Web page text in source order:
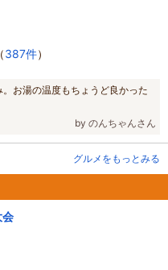
（387件）
お湯の温度もちょうど良かった
by のんちゃんさん
グルメをもっとみる
会